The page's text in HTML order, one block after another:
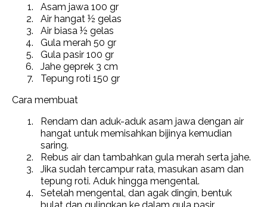
Asam jawa 100 gr
Air hangat ½ gelas
Air biasa ½ gelas
Gula merah 50 gr
Gula pasir 100 gr
Jahe geprek 3 cm
Tepung roti 150 gr
Cara membuat
Rendam dan aduk-aduk asam jawa dengan air
hangat untuk memisahkan bijinya kemudian
saring.
Rebus air dan tambahkan gula merah serta jahe.
Jika sudah tercampur rata, masukan asam dan
tepung roti. Aduk hingga mengental.
Setelah mengental, dan agak dingin, bentuk
bulat dan gulingkan ke dalam gula pasir.